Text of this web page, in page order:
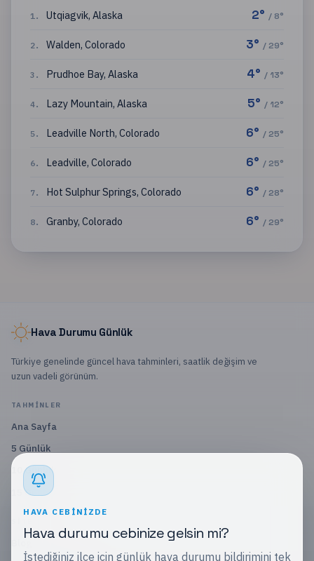
1 . Utqiagvik, Alaska 2° / 8°
2. Walden, Colorado 3° / 29°
3 . Prudhoe Bay, Alaska 4° / 13°
4. Lazy Mountain, Alaska 5° / 12°
5. Leadville North, Colorado 6° / 25°
6. Leadville, Colorado 6° / 25°
7. Hot Sulphur Springs, Colorado 6° / 28°
8. Granby, Colorado 6° / 29°
Hava Durumu Günlük
Türkiye genelinde güncel hava tahminleri, saatlik değişim ve
uzun vadeli görünüm.
TAHMINLER
Ana Sayfa
5 Günlük
10 Günlük
15 Günlük
HAVA CEBINIZDE
Hava durumu cebinize gelsin mi?
İstediğiniz ilçe için günlük hava durumu bildirimini tek